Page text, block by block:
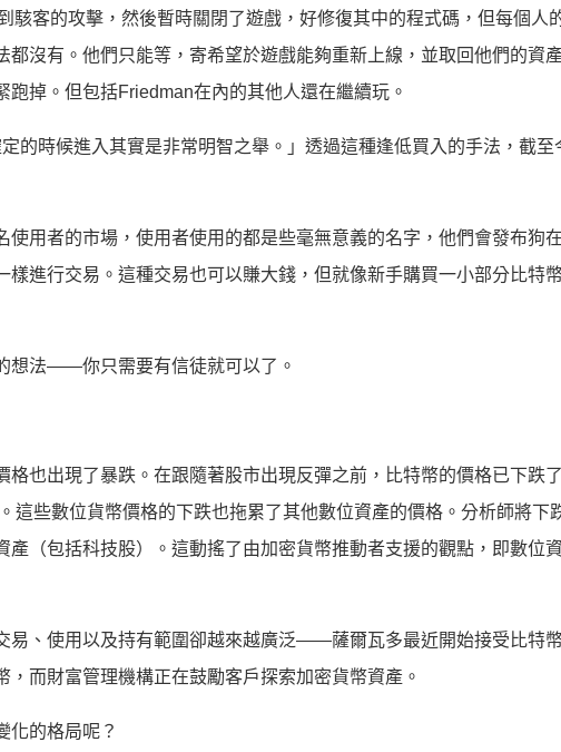
駭客的攻擊，然後暫時關閉了遊戲，好修復其中的程式碼，但每個人
沒有。他們只能等，寄希望於遊戲能夠重新上線，並取回他們的資
掉。但包括Friedman在內的其他人還在繼續玩。
的時候進入其實是非常明智之舉。」透過這種逢低買入的手法，截至
用者的市場，使用者使用的都是些毫無意義的名字，他們會發布狗
進行交易。這種交易也可以賺大錢，但就像新手購買一小部分比特幣
想法——你只需要有信徒就可以了。
格也出現了暴跌。在跟隨著股市出現反彈之前，比特幣的價格已下跌
這些數位貨幣價格的下跌也拖累了其他數位資產的價格。分析師將下
（包括科技股）。這動搖了由加密貨幣推動者支援的觀點，即數位
易、使用以及持有範圍卻越來越廣泛——薩爾瓦多最近開始接受比特
而財富管理機構正在鼓勵客戶探索加密貨幣資產。
化的格局呢？